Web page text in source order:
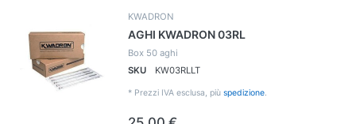
KWADRON
AGHI KWADRON 03RL
Box 50 aghi
SKU
KW03RLLT
* Prezzi IVA esclusa, più spedizione.